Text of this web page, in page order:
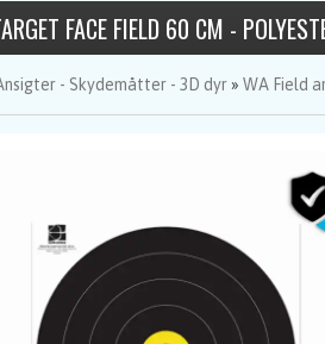
FACE FIELD 60 CM -
- Skydemåtter - 3D dyr» WA Field